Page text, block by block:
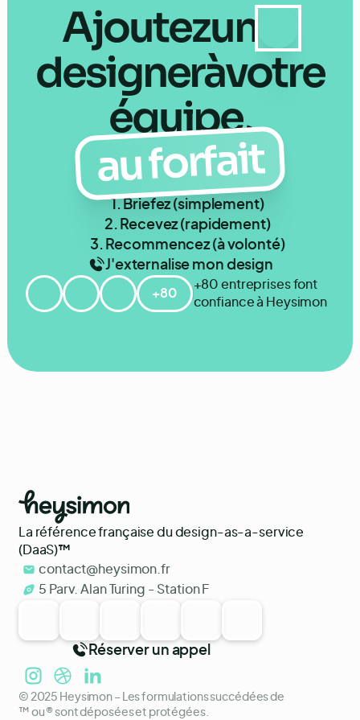
Ajoutezun
designeràvotre
équipe,
au forfait
1. Briefez (simplement)
2. Recevez (rapidement)
3. Recommencez (à volonté)
J'externalise mon design
+80
+80 entreprises font
confiance à Heysimon
La référence française du design-as-a-service
(DaaS)™
contact@heysimon.fr
5 Parv. Alan Turing - Station F
Réserver un appel
© 2025 Heysimon – Les formulations succédées de
™ ou ® sont déposées et protégées.